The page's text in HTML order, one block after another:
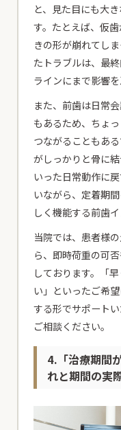
と、見た目にも大
す。たとえば、仮
きの形が崩れてし
たトラブルは、最
ラインにまで影響
また、前歯は日常
もあるため、ちょ
つながることもあ
がしっかりと骨に
いった日常動作に
いながら、定着期
しく機能する前歯
当院では、患者様
ら、即時荷重の可
しております。「
い」といったご希
する形でサポート
ご相談ください。
4.「治療期間
れと期間の実際